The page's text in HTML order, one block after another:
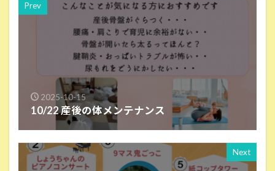
Prev
2025-10-15
10/22 産後の体メンテナンス
Next